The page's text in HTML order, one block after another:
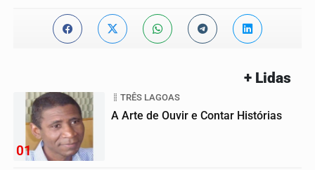
+ Lidas
01
TRÊS LAGOAS
A Arte de Ouvir e Contar Histórias